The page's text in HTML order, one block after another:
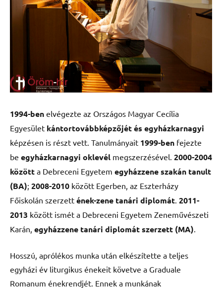
1994-ben elvégezte az Országos Magyar Cecília
Egyesület kántortovábbképzőjét és egyházkarnagyi
képzésen is részt vett. Tanulmányait 1999-ben fejezte
be egyházkarnagyi oklevél megszerzésével. 2000-2004
között a Debreceni Egyetem egyházzene szakán tanult
(BA); 2008-2010 között Egerben, az Eszterházy
Főiskolán szerzett ének-zene tanári diplomát 2011-
2013 között ismét a Debreceni Egyetem Zeneművészeti
Karán, egyházzene tanári diplomát szerzett (MA)
Hosszú, aprólékos munka után elkészítette a teljes
egyházi év liturgikus énekeit követve a Graduale
Romanum énekrendjét. Ennek a munkának